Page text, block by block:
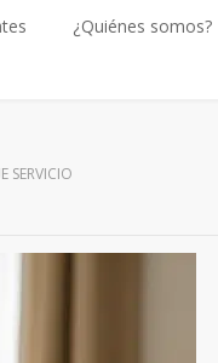
¿Quiénes somos?
SERVICIO